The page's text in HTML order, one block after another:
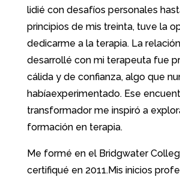
lidié con desafíos personales
principios de mis treinta, tuve la
dedicarme a la terapia. La
desarrollé con mi terapeuta fue
cálida y de confianza, algo que
habíaexperimentado. Ese
transformador me inspiró a
formación en terapia.
Me formé en el Bridgwater
certifiqué en 2011.Mis inicios